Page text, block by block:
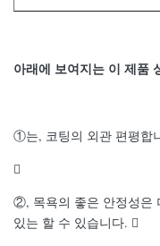
아래에 보여지는 이 제품
①는, 코팅의 외관 편평합

②, 목욕의 좋은 안정성은
있는 할 수 있습니다. 